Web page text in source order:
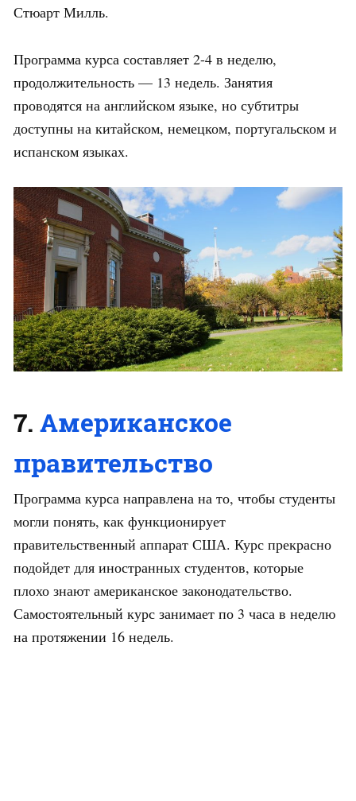
Стюарт Милль.
Программа курса составляет 2-4 в неделю,
продолжительность — 13 недель. Занятия
проводятся на английском языке, но субтитры
доступны на китайском, немецком, португальском и
испанском языках.
7. Американское
правительство
Программа курса направлена на то, чтобы студенты
могли понять, как функционирует
правительственный аппарат США. Курс прекрасно
подойдет для иностранных студентов, которые
плохо знают американское законодательство.
Самостоятельный курс занимает по 3 часа в неделю
на протяжении 16 недель.